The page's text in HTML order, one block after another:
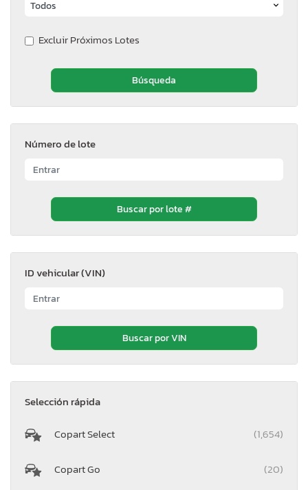
Excluir Próximos Lotes
Número de lote
ID vehicular (VIN)
Selección rápida
Copart Select (1,654)
Copart Go (20)